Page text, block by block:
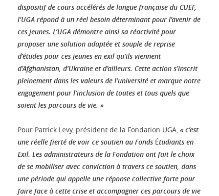
dispositif de cours accélérés de langue française du CUEF,
l'UGA répond à un réel besoin déterminant pour l’avenir de
ces jeunes. L’UGA démontre ainsi sa réactivité pour
proposer une solution adaptée et souple de reprise
d’études pour ces jeunes en exil qu’ils viennent
d’Afghanistan, d’Ukraine et d’ailleurs. Cette action s’inscrit
pleinement dans les valeurs de l’université et marque notre
engagement pour l’inclusion de toutes et tous quels que
soient les parcours de vie. »
Pour Patrick Levy, président de la Fondation UGA, « c’est
une réelle fierté de voir ce soutien au Fonds Étudiants en
Exil. Les administrateurs de la Fondation ont fait le choix
de se mobiliser avec conviction à travers ce soutien, dans
une période qui appelle une réponse collective forte pour
faire face à cette crise et accompagner ces parcours de vie